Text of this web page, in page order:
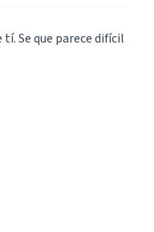
Se que parece difícil